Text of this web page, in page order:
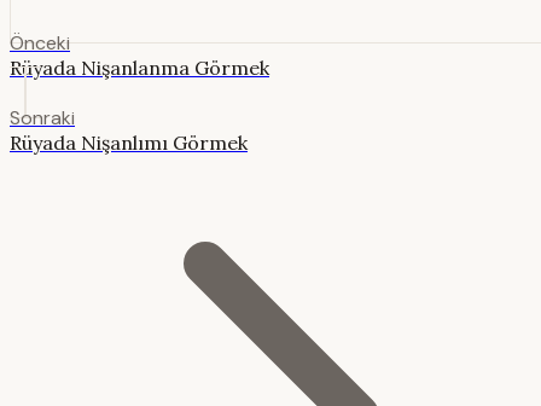
Önceki
Rüyada Nişanlanma Görmek
Sonraki
Rüyada Nişanlımı Görmek